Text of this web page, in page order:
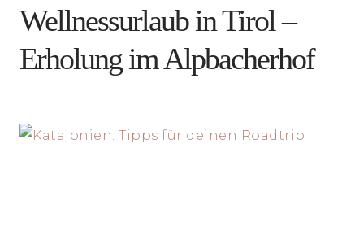
Wellnessurlaub in Tirol –
Erholung im Alpbacherhof